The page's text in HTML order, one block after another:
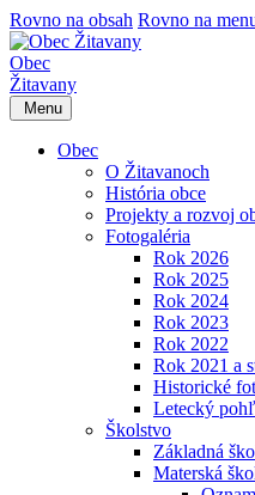
Rovno na obsah Rovno na
Obec
Žitavany
Menu
Obec
O Žitavanoch
História obce
Projekty a rozvoj
Fotogaléria
Rok 2026
Rok 2025
Rok 2024
Rok 2023
Rok 2022
Rok 2021 a
Historické
Letecký
Školstvo
Základná
Materská